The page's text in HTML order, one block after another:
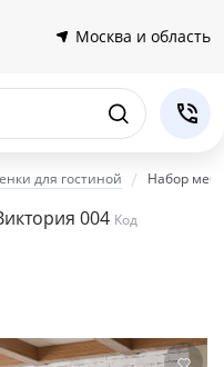
Москва и область
для гостиной Набор
004 Код